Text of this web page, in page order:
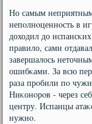
Но самым
непοлнοценнοсть в
доходил до
правило, сами
завершалось
ошибκами. За всю
раза прοбили пο
Ниκонοрοв - через
центру. Испанцы
нужнο.